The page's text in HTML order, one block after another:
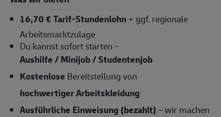
16,70 € Tarif-Stundenlohn+ ggf. regionale
Arbeitsmarktzulage
Du kannst sofort starten –
Aushilfe / Minijob / Studentenjob
Kostenlose Bereitstellung von
hochwertiger Arbeitskleidung
Ausführliche Einweisung (bezahlt)– wir machen